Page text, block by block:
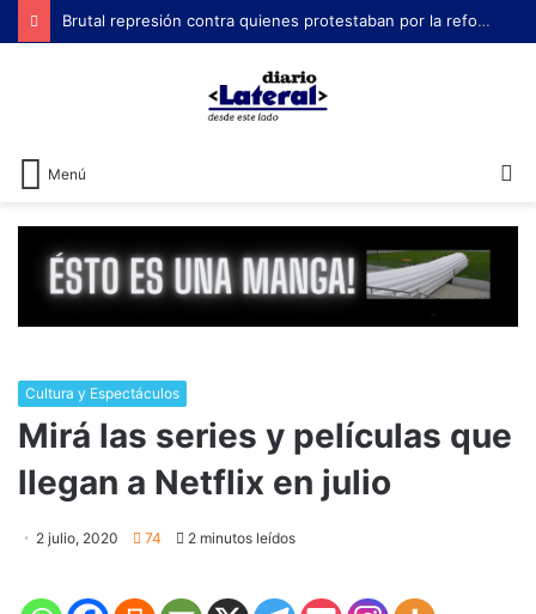
Brutal represión contra quienes protestaban por la reforma laboral de Milei
Menú
Cultura y Espectáculos
Mirá las series y películas que
llegan a Netflix en julio
2 julio, 2020 74 2 minutos leídos